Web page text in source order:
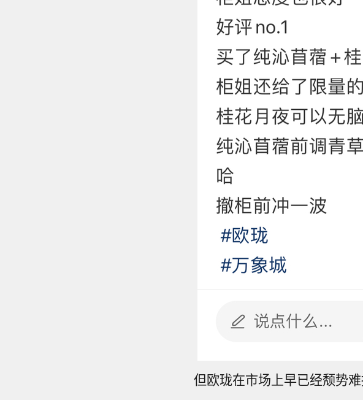
但欧珑在市场上早已经颓势难